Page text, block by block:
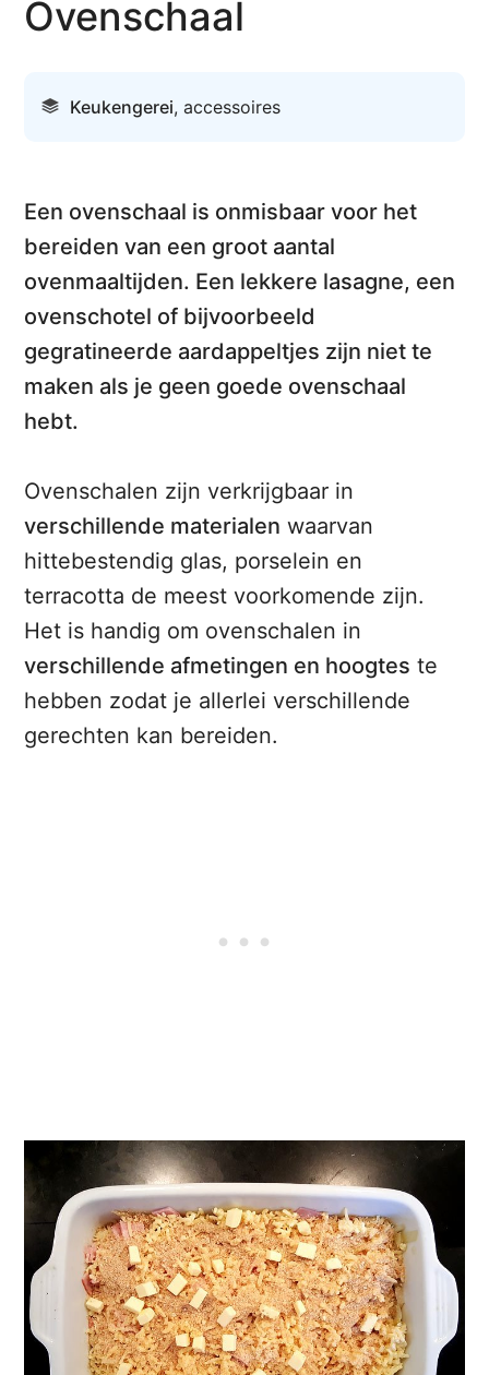
Ovenschaal
Keukengerei,accessoires
Een ovenschaal is onmisbaar voor het
bereiden van een groot aantal
ovenmaaltijden. Een lekkere lasagne, een
ovenschotel of bijvoorbeeld
gegratineerde aardappeltjes zijn niet te
maken als je geen goede ovenschaal
hebt.
Ovenschalen zijn verkrijgbaar in
verschillende materialen waarvan
hittebestendig glas, porselein en
terracotta de meest voorkomende zijn.
Het is handig om ovenschalen in
verschillende afmetingen en hoogtes te
hebben zodat je allerlei verschillende
gerechten kan bereiden.